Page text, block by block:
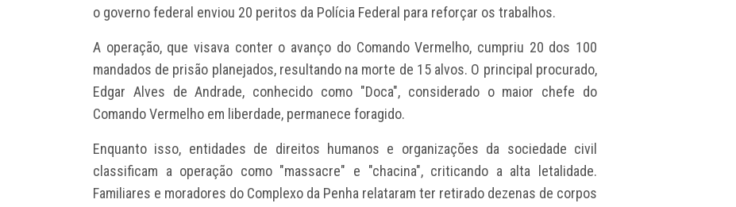
o governo federal enviou 20 peritos da Polícia Federal para reforçar os trabalhos.
A operação, que visava conter o avanço do Comando Vermelho, cumpriu 20 dos 100
mandados de prisão planejados, resultando na morte de 15 alvos. O principal procurado,
Edgar Alves de Andrade, conhecido como "Doca", considerado o maior chefe do
Comando Vermelho em liberdade, permanece foragido.
Enquanto isso, entidades de direitos humanos e organizações da sociedade civil
classificam a operação como "massacre" e "chacina", criticando a alta letalidade.
Familiares e moradores do Complexo da Penha relataram ter retirado dezenas de corpos